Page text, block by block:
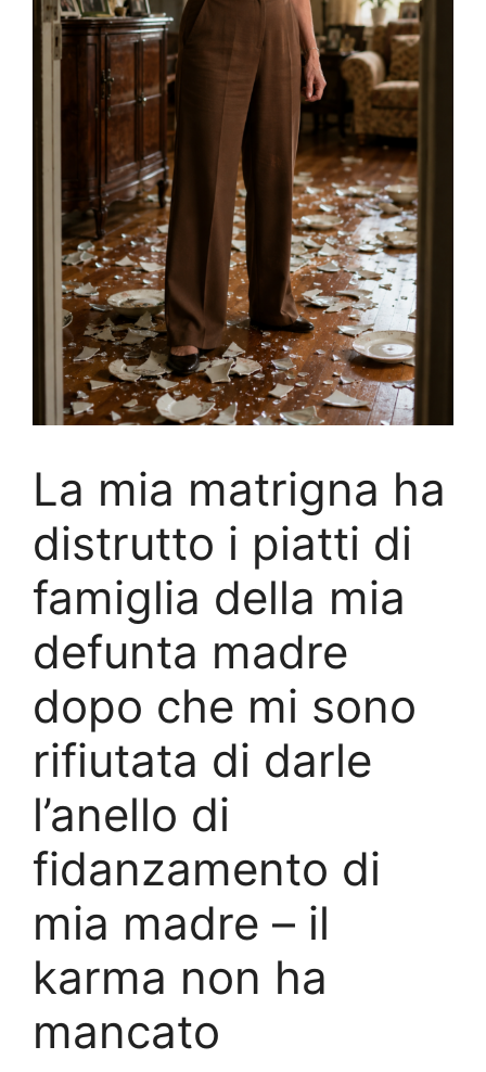
La mia matrigna ha
distrutto i piatti di
famiglia della mia
defunta madre
dopo che mi sono
rifiutata di darle
l’anello di
fidanzamento di
mia madre – il
karma non ha
mancato